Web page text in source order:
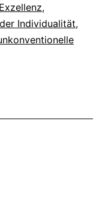
Exzellenz,
Individualität,